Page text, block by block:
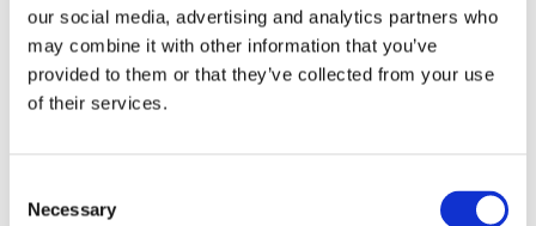
our social media, advertising and analytics partners who
may combine it with other information that you’ve
provided to them or that they’ve collected from your use
of their services.
Selection
Necessary
Productomschrijving